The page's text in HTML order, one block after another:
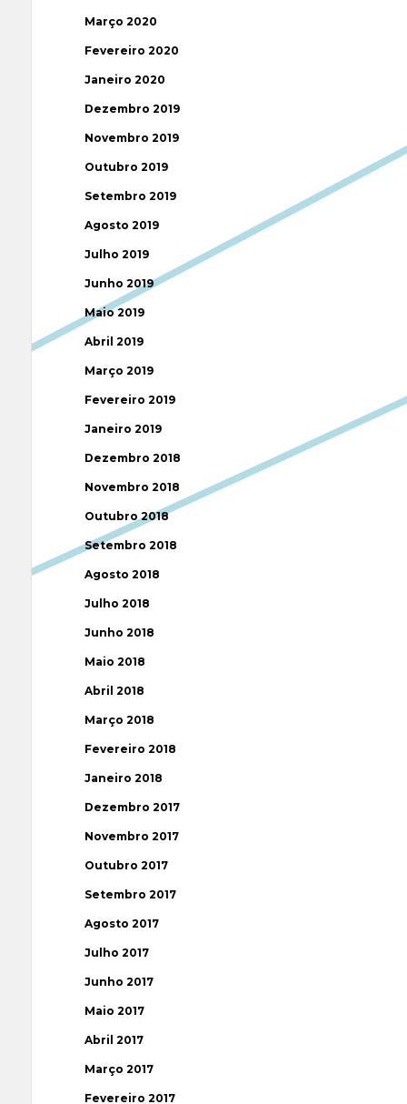
Março 2020
Fevereiro 2020
Janeiro 2020
Dezembro 2019
Novembro 2019
Outubro 2019
Setembro 2019
Agosto 2019
Julho 2019
Junho 2019
Maio 2019
Abril 2019
Março 2019
Fevereiro 2019
Janeiro 2019
Dezembro 2018
Novembro 2018
Outubro 2018
Setembro 2018
Agosto 2018
Julho 2018
Junho 2018
Maio 2018
Abril 2018
Março 2018
Fevereiro 2018
Janeiro 2018
Dezembro 2017
Novembro 2017
Outubro 2017
Setembro 2017
Agosto 2017
Julho 2017
Junho 2017
Maio 2017
Abril 2017
Março 2017
Fevereiro 2017